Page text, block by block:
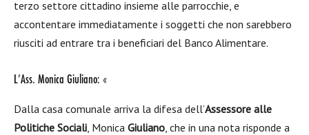
terzo settore cittadino insieme alle parrocchie, e
accontentare immediatamente i soggetti che non sarebbero
riusciti ad entrare tra i beneficiari del Banco Alimentare.
L’Ass. Monica Giuliano: «
Dalla casa comunale arriva la difesa dell’Assessore alle
Politiche Sociali, Monica Giuliano, che in una nota risponde a